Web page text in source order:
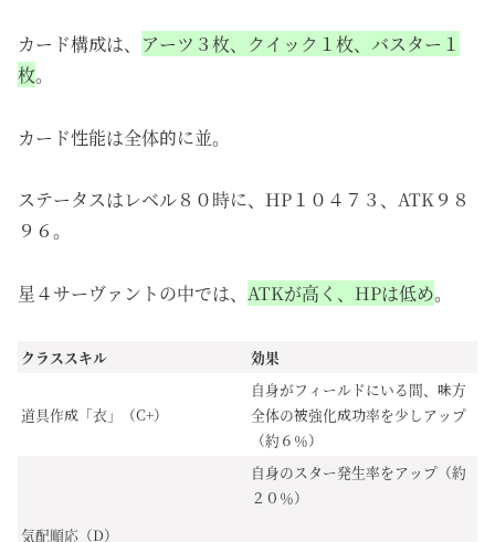
カード構成は、 アーツ３枚、クイック１枚、バスター１
枚。
カード性能は全体的に並。
ステータスはレベル８０時に、HP１０４７３、ATK９８
９６。
星４サーヴァントの中では、 ATKが高く、HPは低め。
クラススキル 効果
道具作成「衣」（C+）
自身がフィールドにいる間、味方
全体の被強化成功率を少しアップ
（約６％）
気配順応（D）
自身のスター発生率をアップ（約
２０％）